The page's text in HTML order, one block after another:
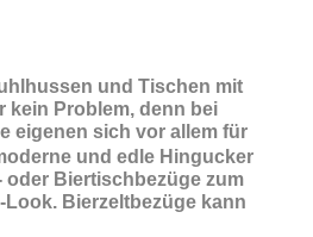
und Tischen mit
kein Problem, denn bei
eigenen sich vor allem für
und edle Hingucker
Biertischbezüge zum
Bierzeltbezüge kann